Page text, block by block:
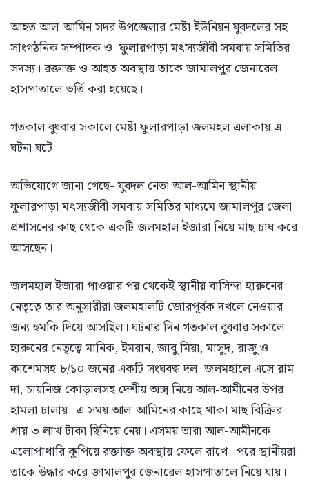
আহত আল-আমিন সদর উপজেলার মেষ্টা ইউনিয়ন যুবদলের সহ
সাংগঠনিক সম্পাদক ও ফুলারপাড়া মৎস্যজীবী সমবায় সমিতির
সদস্য। রক্তাক্ত ও আহত অবস্থায় তাকে জামালপুর জেনারেল
হাসপাতালে ভর্তি করা হয়েছে।
গতকাল বুধবার সকালে মেষ্টা ফুলারপাড়া জলমহল এলাকায় এ
ঘটনা ঘটে।
অভিযোগে জানা গেছে- যুবদল নেতা আল-আমিন স্থানীয়
ফুলারপাড়া মৎস্যজীবী সমবায় সমিতির মাধ্যমে জামালপুর জেলা
প্রশাসনের কাছ থেকে একটি জলমহাল ইজারা নিয়ে মাছ চাষ করে
আসছেন।
জলমহাল ইজারা পাওয়ার পর থেকেই স্থানীয় বাসিন্দা হারুনের
নেতৃত্বে তার অনুসারীরা জলমহালটি জোরপূর্বক দখলে নেওয়ার
জন্য হুমকি দিয়ে আসছিল। ঘটনার দিন গতকাল বুধবার সকালে
হারুনের নেতৃৃত্বে মানিক, ইমরান, জাবু মিয়া, মাসুদ, রাজু ও
কাশেমসহ ৮/১০ জনের একটি সংঘবদ্ধ দল জলমহালে এসে রাম
দা, চায়নিজ কোড়ালসহ দেশীয় অস্ত্র নিয়ে আল-আমীনের উপর
হামলা চালায়। এ সময় আল-আমিনের কাছে থাকা মাছ বিক্রির
প্রায় ৩ লাখ টাকা ছিনিয়ে নেয়। এসময় তারা আল-আমীনকে
এলোপাথারি কুপিয়ে রক্তাক্ত অবস্থায় ফেলে রাখে। পরে স্থানীয়রা
তাকে উদ্ধার করে জামালপুর জেনারেল হাসপাতালে নিয়ে যায়।